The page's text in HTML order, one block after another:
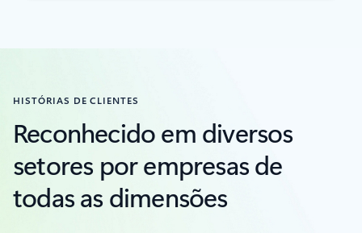
HISTÓRIAS DE CLIENTES
Reconhecido em diversos
setores por empresas de
todas as dimensões